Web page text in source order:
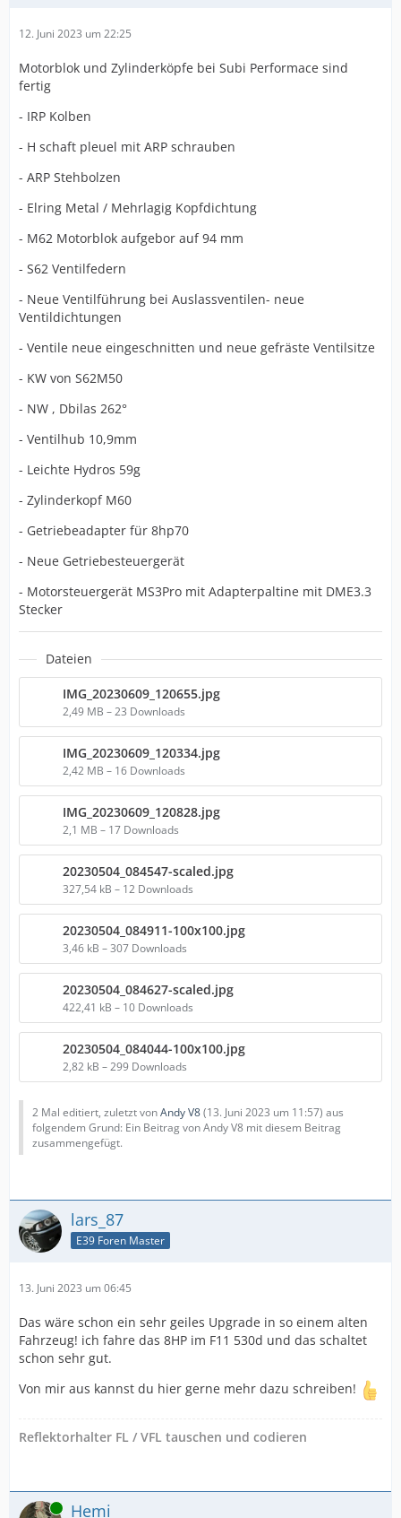
12. Juni 2023 um 22:25
Motorblok und Zylinderköpfe bei Subi Performace sind
fertig
- IRP Kolben
- H schaft pleuel mit ARP schrauben
- ARP Stehbolzen
- Elring Metal / Mehrlagig Kopfdichtung
- M62 Motorblok aufgebor auf 94 mm
- S62 Ventilfedern
- Neue Ventilführung bei Auslassventilen- neue
Ventildichtungen
- Ventile neue eingeschnitten und neue gefräste Ventilsitze
- KW von S62M50
- NW , Dbilas 262°
- Ventilhub 10,9mm
- Leichte Hydros 59g
- Zylinderkopf M60
- Getriebeadapter für 8hp70
- Neue Getriebesteuergerät
- Motorsteuergerät MS3Pro mit Adapterpaltine mit DME3.3
Stecker
Dateien
IMG_20230609_120655.jpg
2,49 MB – 23 Downloads
IMG_20230609_120334.jpg
2,42 MB – 16 Downloads
IMG_20230609_120828.jpg
2,1 MB – 17 Downloads
20230504_084547-scaled.jpg
327,54 kB – 12 Downloads
20230504_084911-100x100.jpg
3,46 kB – 307 Downloads
20230504_084627-scaled.jpg
422,41 kB – 10 Downloads
20230504_084044-100x100.jpg
2,82 kB – 299 Downloads
2 Mal editiert, zuletzt vonAndy V8(13. Juni 2023 um 11:57) aus
folgendem Grund: Ein Beitrag von Andy V8 mit diesem Beitrag
zusammengefügt.
lars_87
E39 Foren Master
13. Juni 2023 um 06:45
Das wäre schon ein sehr geiles Upgrade in so einem alten
Fahrzeug! ich fahre das 8HP im F11 530d und das schaltet
schon sehr gut.
Von mir aus kannst du hier gerne mehr dazu schreiben!
Reflektorhalter FL / VFL tauschen und codieren
Online Hemi